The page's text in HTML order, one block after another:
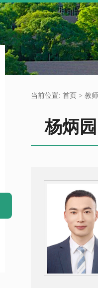
当前位置: 首页 > 教
杨炳园